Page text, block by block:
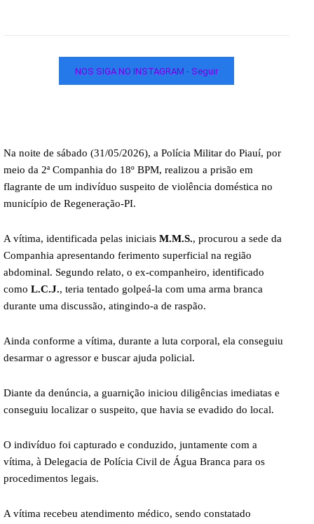
NOS SIGA NO INSTAGRAM - Seguir
Na noite de sábado (31/05/2026), a Polícia Militar do Piauí, por
meio da 2ª Companhia do 18º BPM, realizou a prisão em
flagrante de um indivíduo suspeito de violência doméstica no
município de Regeneração-PI.
A vítima, identificada pelas iniciais M.M.S., procurou a sede da
Companhia apresentando ferimento superficial na região
abdominal. Segundo relato, o ex-companheiro, identificado
como L.C.J., teria tentado golpeá-la com uma arma branca
durante uma discussão, atingindo-a de raspão.
Ainda conforme a vítima, durante a luta corporal, ela conseguiu
desarmar o agressor e buscar ajuda policial.
Diante da denúncia, a guarnição iniciou diligências imediatas e
conseguiu localizar o suspeito, que havia se evadido do local.
O indivíduo foi capturado e conduzido, juntamente com a
vítima, à Delegacia de Polícia Civil de Água Branca para os
procedimentos legais.
A vítima recebeu atendimento médico, sendo constatado